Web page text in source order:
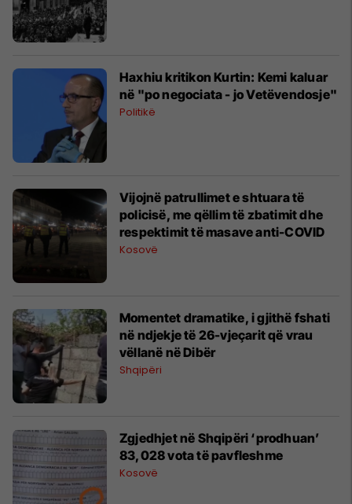
Haxhiu kritikon Kurtin: Kemi kaluar
në "po negociata - jo Vetëvendosje"
Politikë
Vijojnë patrullimet e shtuara të
policisë, me qëllim të zbatimit dhe
respektimit të masave anti-COVID
Kosovë
Momentet dramatike, i gjithë fshati
në ndjekje të 26-vjeçarit që vrau
vëllanë në Dibër
Shqipëri
Zgjedhjet në Shqipëri ‘prodhuan’
83,028 vota të pavfleshme
Kosovë